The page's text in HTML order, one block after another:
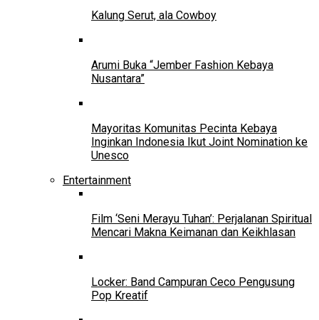
Kalung Serut, ala Cowboy
Arumi Buka “Jember Fashion Kebaya
Nusantara”
Mayoritas Komunitas Pecinta Kebaya
Inginkan Indonesia Ikut Joint Nomination ke
Unesco
Entertainment
Film ‘Seni Merayu Tuhan’: Perjalanan Spiritual
Mencari Makna Keimanan dan Keikhlasan
Locker: Band Campuran Ceco Pengusung
Pop Kreatif